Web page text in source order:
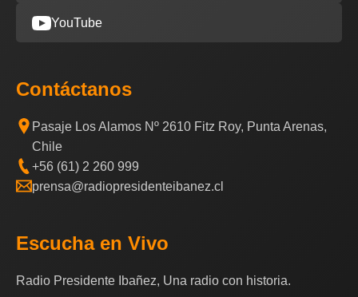
YouTube
Contáctanos
Pasaje Los Alamos Nº 2610 Fitz Roy, Punta Arenas,
Chile
+56 (61) 2 260 999
prensa@radiopresidenteibanez.cl
Escucha en Vivo
Radio Presidente Ibañez, Una radio con historia.